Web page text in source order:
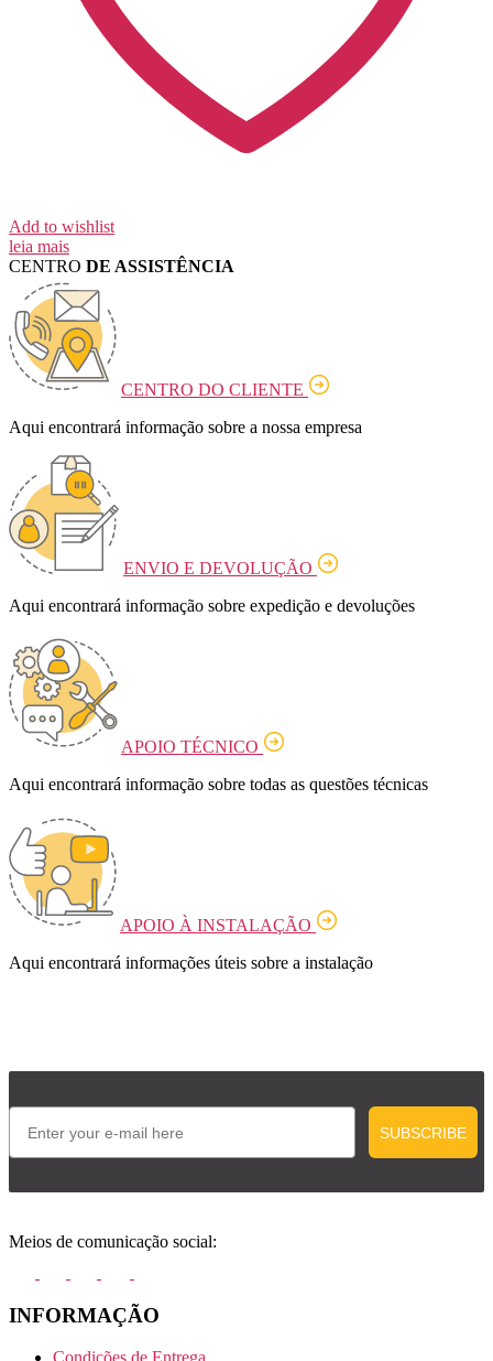
Add to wishlist
leia mais
CENTRO DE ASSISTÊNCIA
CENTRO DO CLIENTE
Aqui encontrará informação sobre a nossa empresa
ENVIO E DEVOLUÇÃO
Aqui encontrará informação sobre expedição e devoluções
APOIO TÉCNICO
Aqui encontrará informação sobre todas as questões técnicas
APOIO À INSTALAÇÃO
Aqui encontrará informações úteis sobre a instalação
Email
SUBSCRIBE
Meios de comunicação social:
INFORMAÇÃO